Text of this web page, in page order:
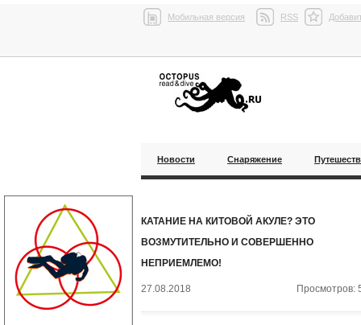
Мобильная версия RSS
Новости Снаряжение
КАТАНИЕ НА КИТОВОЙ АКУЛЕ? ЭТО
ВОЗМУТИТЕЛЬНО И СОВЕРШЕННО
НЕПРИЕМЛЕМО!
27.08.2018 Просмотров: